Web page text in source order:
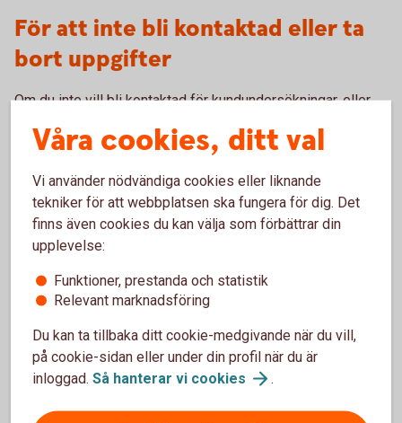
För att inte bli kontaktad eller ta
bort uppgifter
Om du inte vill bli kontaktad för kundundersökningar, eller
anonym, kan du kontakta oss och be att vi tar bort dina svar.
ring 0771-82 70 00.
Information om behandling av
personuppgifter
kundundersökningar hanteras enligt gällande lagstiftning
och sparas som längst i två år.
Våra cookies, ditt val
Vi använder nödvändiga cookies eller liknande
tekniker för att webbplatsen ska fungera för dig. Det
finns även cookies du kan välja som förbättrar din
upplevelse:
Funktioner, prestanda och statistik
Relevant marknadsföring
Du kan ta tillbaka ditt cookie-medgivande när du vill,
på cookie-sidan eller under din profil när du är
inloggad. Så hanterar vi cookies .